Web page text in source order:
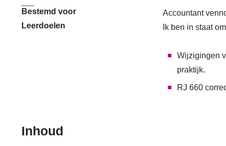
Bestemd voor
Accountant
Leerdoelen
Ik ben in staat
Wijzigingen
praktijk.
RJ 660
Inhoud